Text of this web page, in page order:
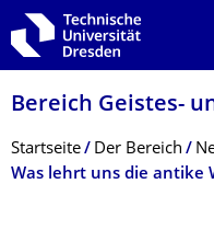
Zur Hauptnavigation
Zur Suche springen
Zum Inhalt springen
Bereich Geistes-
Breadcrumb-Menü
Startseite Der Bereich
Was lehrt uns die antike